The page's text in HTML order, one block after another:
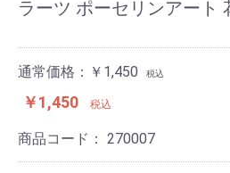
ラーツ ポーセリンアート
通常価格：￥1,450 税込
￥1,450 税込
商品コード： 270007